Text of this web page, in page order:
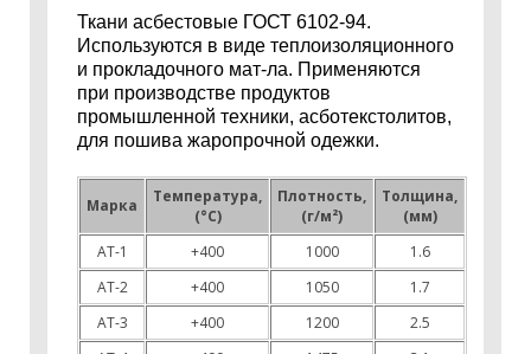
Ткани асбестовые ГОСТ 6102-94.
Используются в виде теплоизоляционного
и прокладочного мат-ла. Применяются
при производстве продуктов
промышленной техники, асботекстолитов,
для пошива жаропрочной одежки.
Марка
Температура,
(°С)
Плотность,
(г/м²)
Толщина,
(мм)
АТ-1
+400 1000
1.6
АТ-2
+400 1050
1.7
АТ-3
+400 1200
2.5